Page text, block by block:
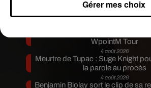
Russ frappe fort avec son
Coulda Shoulda
WpointM Tour
4 août 2026
Meurtre de Tupac : Suge Knight
la parole au procès
4 août 2026
Benjamin Biolay sort le clip de sa
Gérer mes choix